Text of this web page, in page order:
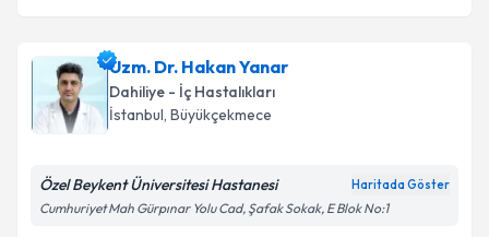
Uzm. Dr. Hakan Yanar
Dahiliye - İç Hastalıkları
İstanbul, Büyükçekmece
Özel Beykent Üniversitesi Hastanesi Haritada Göster
Cumhuriyet Mah Gürpınar Yolu Cad, Şafak Sokak, E Blok No:1